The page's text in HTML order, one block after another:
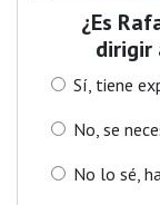
¿Es
dirigir
Sí, tiene
No, se
No lo sé,